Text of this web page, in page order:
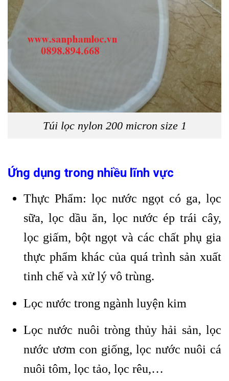
Túi lọc nylon 200 micron size 1
Ứng dụng trong nhiều lĩnh vực
Thực Phẩm: lọc nước ngọt có ga, lọc
sữa, lọc dầu ăn, lọc nước ép trái cây,
lọc giấm, bột ngọt và các chất phụ gia
thực phẩm khác của quá trình sản xuất
tinh chế và xử lý vô trùng.
Lọc nước trong ngành luyện kim
Lọc nước nuôi tròng thủy hải sản, lọc
nước ươm con giống, lọc nước nuôi cá
nuôi tôm, lọc tảo, lọc rêu,…